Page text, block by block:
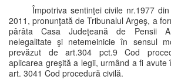
Împotriva sentinţei civile nr.1977
2011, pronunţată de Tribunalul Argeş, a
pârâta Casa Judeţeană de Pensii
nelegalitate şi netemeinicie în sensul
prevăzut de art.304 pct.9 Cod
aplicarea greşită a legii, urmând a fi avute
art. 3041 Cod procedură civilă.